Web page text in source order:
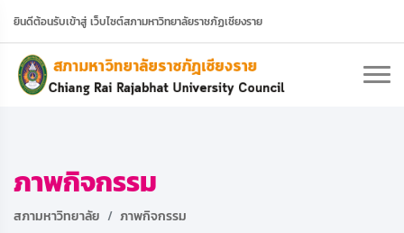
Welcome to Chiang Rai Rajabhat University Council
ภาพกิจกรรม
สภามหาวิทยาลัย ภาพกิจกรรม